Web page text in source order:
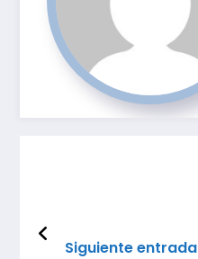
Siguiente entrada